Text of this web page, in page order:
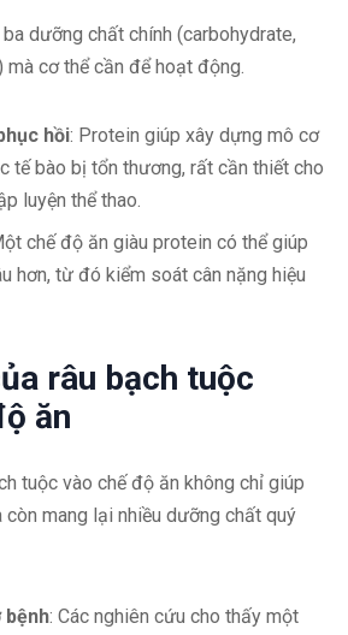
dưỡng chất chính (carbohydrate,
cơ thể cần để hoạt động.
hồi: Protein giúp xây dựng mô cơ
tế bào bị tổn thương, rất cần thiết cho
luyện thể thao.
chế độ ăn giàu protein có thể giúp
hơn, từ đó kiểm soát cân nặng hiệu
râu bạch tuộc
ăn
tuộc vào chế độ ăn không chỉ giúp
mang lại nhiều dưỡng chất quý
bệnh: Các nghiên cứu cho thấy một